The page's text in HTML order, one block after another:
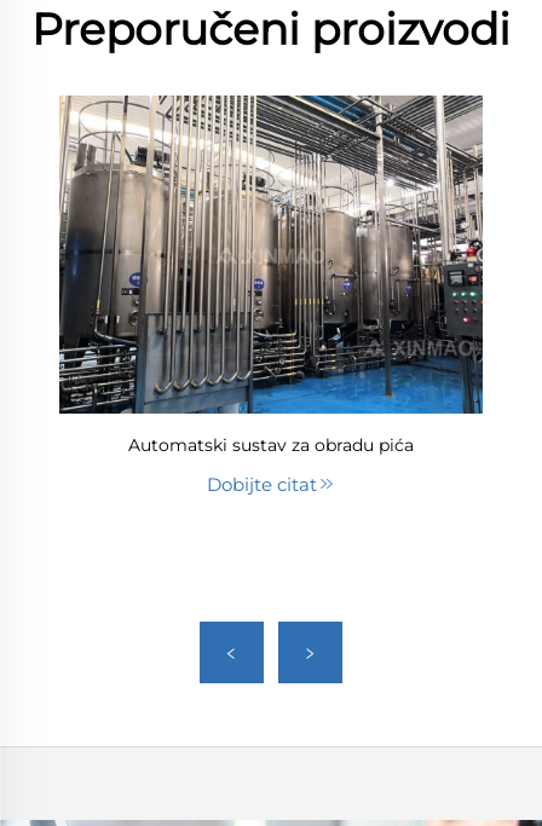
Preporučeni proizvodi
Automatski sustav za obradu pića
Dobijte citat